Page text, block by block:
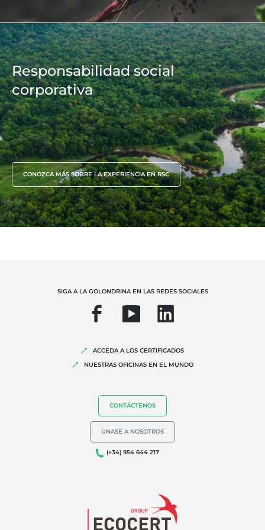
Responsabilidad social
corporativa
CONOZCA MÁS SOBRE LA EXPERIENCIA EN RSC
SIGA A LA GOLONDRINA EN LAS REDES SOCIALES
ACCEDA A LOS CERTIFICADOS
NUESTRAS OFICINAS EN EL MUNDO
CONTÁCTENOS
ÚNASE A NOSOTROS
(+34) 954 644 217